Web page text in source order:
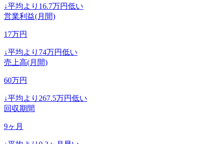
↓平均より 16.7万円低い
営業利益(月間)
17万円
↓平均より 74万円低い
売上高(月間)
60万円
↓平均より 267.5万円低い
回収期間
9ヶ月